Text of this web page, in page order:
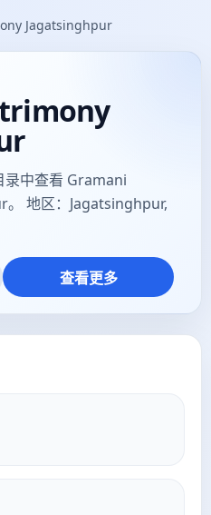
Jagatsinghpur
录中查看 Gramani
地区：Jagatsinghpur,
查看更多